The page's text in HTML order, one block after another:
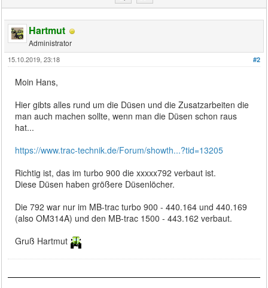
Hartmut
Administrator
#2
15.10.2019, 23:18
Moin Hans,
Hier gibts alles rund um die Düsen und die Zusatzarbeiten die
man auch machen sollte, wenn man die Düsen schon raus
hat...
https://www.trac-technik.de/Forum/showth...?tid=13205
Richtig ist, das im turbo 900 die xxxxx792 verbaut ist.
Diese Düsen haben größere Düsenlöcher.
Die 792 war nur im MB-trac turbo 900 - 440.164 und 440.169
(also OM314A) und den MB-trac 1500 - 443.162 verbaut.
Gruß Hartmut